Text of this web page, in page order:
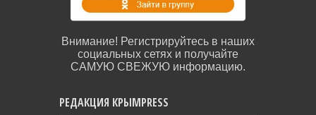
Внимание! Регистрируйтесь в наших
социальных сетях и получайте
САМУЮ СВЕЖУЮ информацию.
РЕДАКЦИЯ КРЫМPRESS